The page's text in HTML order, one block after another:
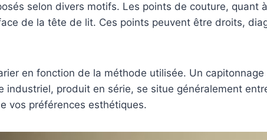
selon divers motifs. Les points de couture, quant
de la tête de lit. Ces points peuvent être droits,
en fonction de la méthode utilisée. Un
industriel, produit en série, se situe généralement
vos préférences esthétiques.